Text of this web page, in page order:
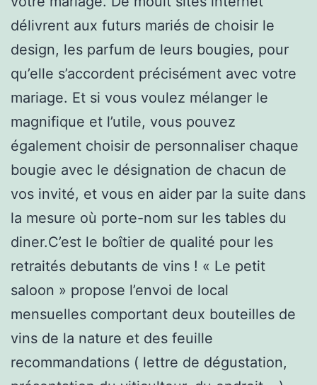
délivrent aux futurs mariés de choisir le
design, les parfum de leurs bougies, pour
qu’elle s’accordent précisément avec votre
mariage. Et si vous voulez mélanger le
magnifique et l’utile, vous pouvez
également choisir de personnaliser chaque
bougie avec le désignation de chacun de
vos invité, et vous en aider par la suite dans
la mesure où porte-nom sur les tables du
diner.C’est le boîtier de qualité pour les
retraités debutants de vins ! « Le petit
saloon » propose l’envoi de local
mensuelles comportant deux bouteilles de
vins de la nature et des feuille
recommandations ( lettre de dégustation,